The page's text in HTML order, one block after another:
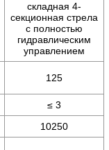
складная 4-
секционная стрела
с полностью
гидравлическим
управлением
125
≤ 3
10250